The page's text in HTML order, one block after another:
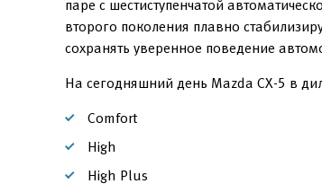
паре с шестиступенчатой
второго поколения плавно
сохранять уверенное поведение
На сегодняшний день Mazda CX-5 в
Comfort
High
High Plus